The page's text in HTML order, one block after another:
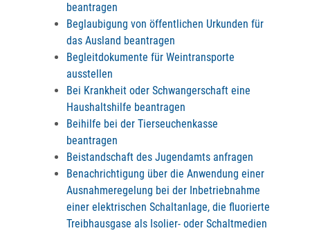
beantragen
Beglaubigung von öffentlichen Urkunden für
das Ausland beantragen
Begleitdokumente für Weintransporte
ausstellen
Bei Krankheit oder Schwangerschaft eine
Haushaltshilfe beantragen
Beihilfe bei der Tierseuchenkasse
beantragen
Beistandschaft des Jugendamts anfragen
Benachrichtigung über die Anwendung einer
Ausnahmeregelung bei der Inbetriebnahme
einer elektrischen Schaltanlage, die fluorierte
Treibhausgase als Isolier- oder Schaltmedien